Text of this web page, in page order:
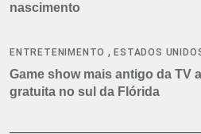
nascimento
ENTRETENIMENTO ,ESTADOS
Game show mais antigo da TV
gratuita no sul da Flórida